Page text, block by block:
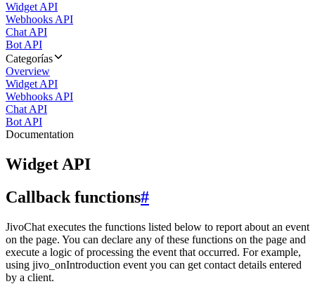
Widget API
Webhooks API
Chat API
Bot API
Categorías
Overview
Widget API
Webhooks API
Chat API
Bot API
Documentation
Widget API
Callback functions#
JivoChat executes the functions listed below to report about an event
on the page. You can declare any of these functions on the page and
execute a logic of processing the event that occurred. For example,
using jivo_onIntroduction event you can get contact details entered
by a client.